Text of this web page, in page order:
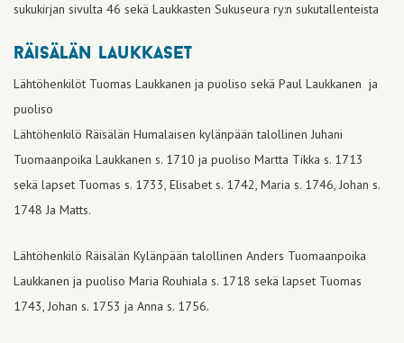
sukukirjan sivulta 46 sekä Laukkasten Sukuseura ry:n sukutallenteista
räisälän laukkaset
Lähtöhenkilöt Tuomas Laukkanen ja puoliso sekä Paul Laukkanen ja
puoliso
Lähtöhenkilö Räisälän Humalaisen kylänpään talollinen Juhani
Tuomaanpoika Laukkanen s. 1710 ja puoliso Martta Tikka s. 1713
sekä lapset Tuomas s. 1733, Elisabet s. 1742, Maria s. 1746, Johan s.
1748 Ja Matts.
Lähtöhenkilö Räisälän Kylänpään talollinen Anders Tuomaanpoika
Laukkanen ja puoliso Maria Rouhiala s. 1718 sekä lapset Tuomas
1743, Johan s. 1753 ja Anna s. 1756.